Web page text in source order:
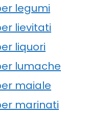
legumi
lievitati
liquori
lumache
maiale
marinati